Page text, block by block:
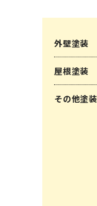
外壁塗装
屋根塗装
その他塗